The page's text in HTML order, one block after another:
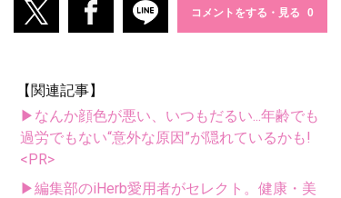
コメントをする・見る
【関連記事】
▶なんか顔色が悪い、いつもだるい...年齢でも
過労でもない“意外な原因”が隠れているかも!
<PR>
▶編集部のiHerb愛用者がセレクト。健康・美